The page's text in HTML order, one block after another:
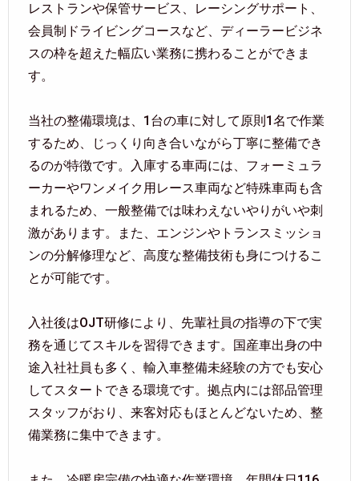
レストランや保管サービス、レーシングサポート、
会員制ドライビングコースなど、ディーラービジネ
スの枠を超えた幅広い業務に携わることができま
す。
当社の整備環境は、1台の車に対して原則1名で作業
するため、じっくり向き合いながら丁寧に整備でき
るのが特徴です。入庫する車両には、フォーミュラ
ーカーやワンメイク用レース車両など特殊車両も含
まれるため、一般整備では味わえないやりがいや刺
激があります。また、エンジンやトランスミッショ
ンの分解修理など、高度な整備技術も身につけるこ
とが可能です。
入社後はOJT研修により、先輩社員の指導の下で実
務を通じてスキルを習得できます。国産車出身の中
途入社社員も多く、輸入車整備未経験の方でも安心
してスタートできる環境です。拠点内には部品管理
スタッフがおり、来客対応もほとんどないため、整
備業務に集中できます。